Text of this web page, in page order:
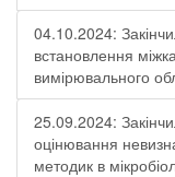
04.10.2024:
встановлення
вимірювального
25.09.2024:
оцінювання
методик в